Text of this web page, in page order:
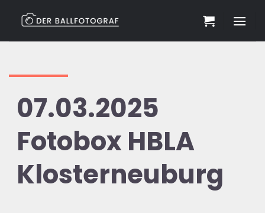
07.03.2025
Fotobox HBLA
Klosterneuburg